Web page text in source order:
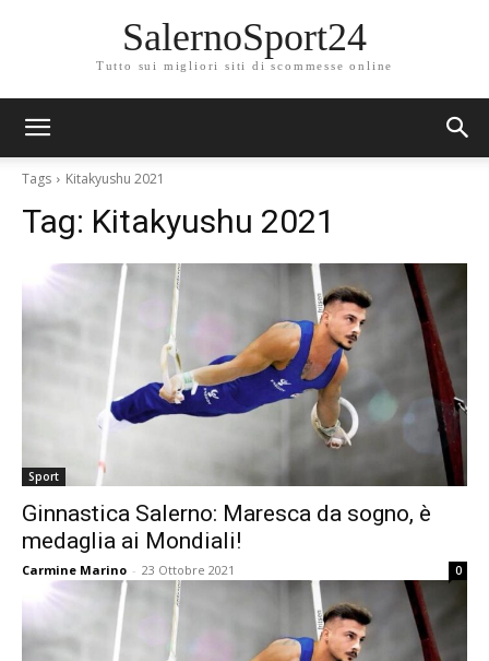
SalernoSport24
Tutto sui migliori siti di scommesse online
Tags Kitakyushu 2021
Tag: Kitakyushu 2021
Sport
Ginnastica Salerno: Maresca da sogno, è
medaglia ai Mondiali!
Carmine Marino - 23 Ottobre 2021 0